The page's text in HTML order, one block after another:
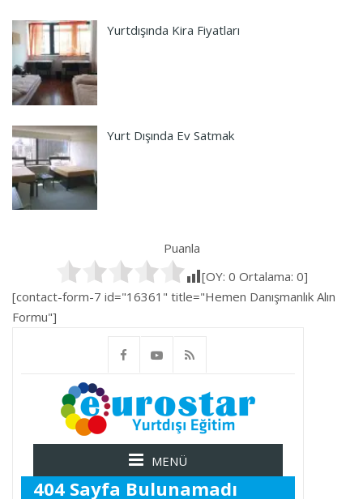
Yurtdışında Kira Fiyatları
Yurt Dışında Ev Satmak
Puanla
[OY: 0 Ortalama: 0]
[contact-form-7 id="16361" title="Hemen Danışmanlık Alın
Formu"]